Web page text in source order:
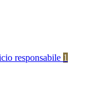
responsabile 1